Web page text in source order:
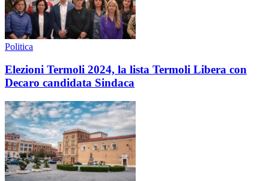
Politica
Elezioni Termoli 2024, la lista Termoli Libera con
Decaro candidata Sindaca